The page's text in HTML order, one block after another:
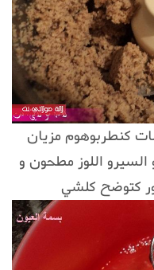
كنطربوهوم مزيان
السيرو اللوز مطحون و
كتوضح كلشي